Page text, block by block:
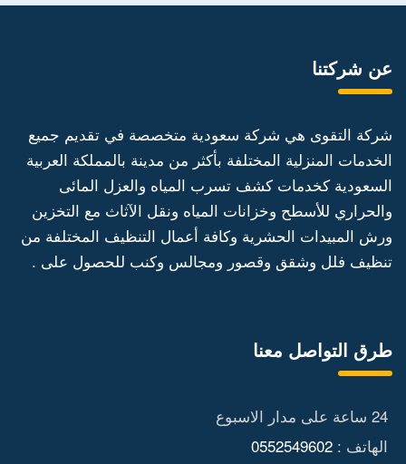
عن شركتنا
شركة التقوى هي شركة سعودية متخصصة في تقديم جميع
الخدمات المنزلية المختلفة بأكثر من مدينة بالمملكة العربية
السعودية كخدمات كشف تسرب المياه والعزل المائى
والحراري للأسطح وخزانات المياه ونقل الآثاث مع التخزين
ورش المبيدات الحشرية وكافة أعمال التنظيف المختلفة من
تنظيف فلل وشقق وقصور ومجالس وكنب للحصول على .
طرق التواصل معنا
24 ساعة على مدار الاسبوع
الهاتف : 0552549602